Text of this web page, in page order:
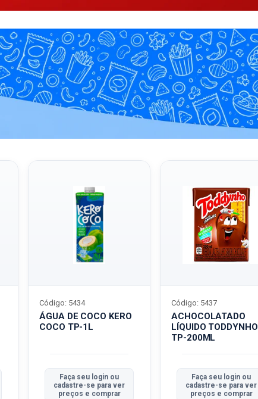
ÁGUA DE COCO KERO
COCO TP-1L
Código: 5434
Faça seu login ou
cadastre-se para ver
preços e comprar
ACHOCOLATADO
LÍQUIDO TODDYNHO
TP-200ML
Código: 5437
Faça seu login ou
cadastre-se para ver
preços e comprar